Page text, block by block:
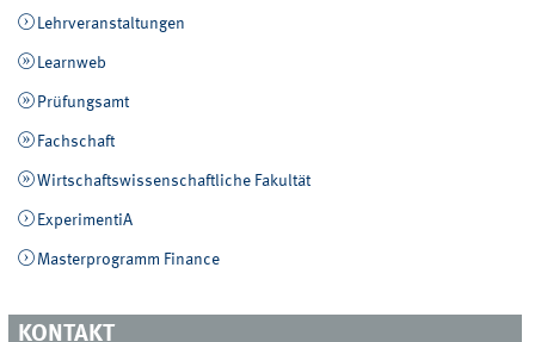
Lehrveranstaltungen
Learnweb
Prüfungsamt
Fachschaft
Wirtschaftswissenschaftliche Fakultät
ExperimentiA
Masterprogramm Finance
KONTAKT